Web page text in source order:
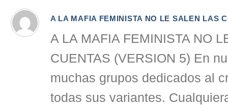
A LA MAFIA FEMINISTA NO LE SALEN LAS
A LA MAFIA FEMINISTA NO
CUENTAS (VERSION 5) En
muchas grupos dedicados al
todas sus variantes.